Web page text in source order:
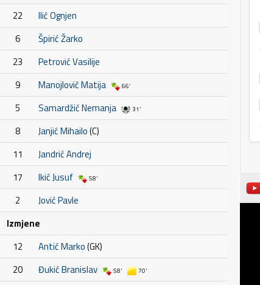
22
Ilić Ognjen
6
Špirić Žarko
23
Petrović Vasilije
9
Manojlovič Matija 66'
5 Samardžić Nemanja 31'
8 Janjić Mihailo(C)
11
Jandrić Andrej
17
Ikić Jusuf 58'
2
Jović Pavle
Izmjene
12
Antić Marko(GK)
20
Đukić Branislav 58' 70'